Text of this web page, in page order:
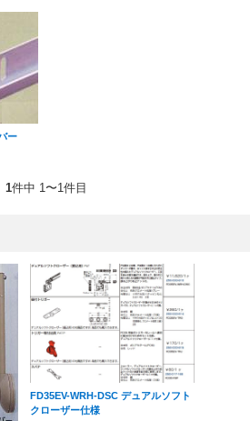
ー
1件中 1〜1件目
FD35EV-WRH-DSC デュアルソフト
クローザー仕様